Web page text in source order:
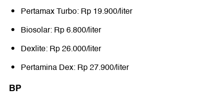
Pertamax Turbo: Rp 19.900/liter
Biosolar: Rp 6.800/liter
Dexlite: Rp 26.000/liter
Pertamina Dex: Rp 27.900/liter
BP